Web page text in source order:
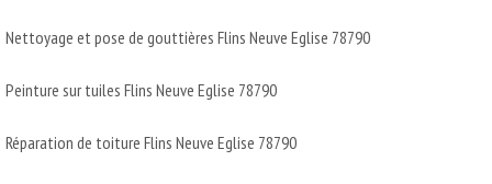
Nettoyage et pose de gouttières Flins Neuve Eglise 78790
Peinture sur tuiles Flins Neuve Eglise 78790
Réparation de toiture Flins Neuve Eglise 78790